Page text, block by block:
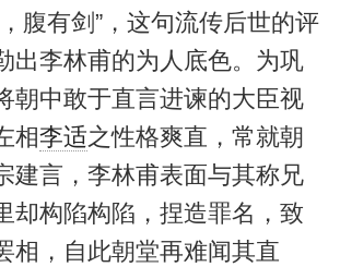
有剑”，这句流传后世的评
出李林甫的为人底色。为巩
朝中敢于直言进谏的大臣视
相李适之性格爽直，常就朝
建言，李林甫表面与其称兄
却构陷构陷，捏造罪名，致
相，自此朝堂再难闻其直